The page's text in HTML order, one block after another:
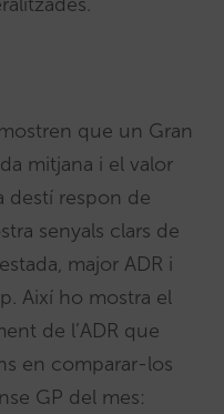
que un Gran
mitjana i el valor
destí respon de
senyals clars de
major ADR i
Així ho mostra el
de l’ADR que
en comparar-los
GP del mes: